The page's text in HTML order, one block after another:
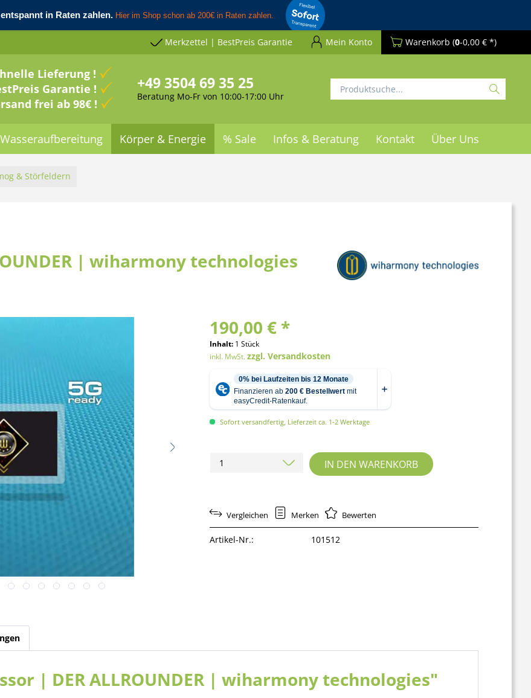
Merkzettel | BestPreis Garantie Mein Konto Warenkorb (0-0,00 € *)
Lieferung !
Garantie !
frei ab 98€ !
+49 3504 69 35 25
Beratung Mo-Fr von 10:00-17:00 Uhr
Wasseraufbereitung Körper & Energie % Sale Infos & Beratung Kontakt Über Uns
& Störfeldern
| wiharmony technologies
190,00 € *
Inhalt: 1 Stück
inkl. MwSt.zzgl. Versandkosten
Sofort versandfertig, Lieferzeit ca. 1-2 Werktage
IN DEN WARENKORB
Vergleichen Merken Bewerten
Artikel-Nr.: 101512
| DER ALLROUNDER | wiharmony technologies"